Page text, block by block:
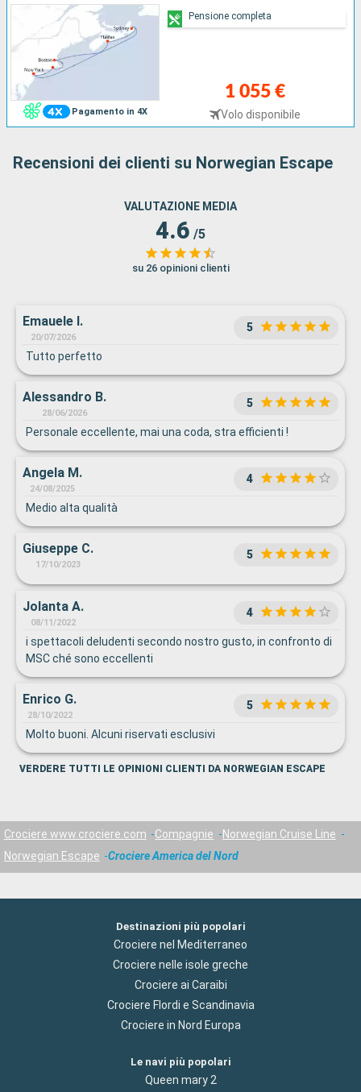
Pagamento in 4X
1 055 €
Volo disponibile
Pensione completa
Recensioni dei clienti su Norwegian Escape
VALUTAZIONE MEDIA
4.6 /5
su 26 opinioni clienti
Emauele I.
20/07/2026
5
Tutto perfetto
Alessandro B.
28/06/2026
5
Personale eccellente, mai una coda, stra efficienti !
Angela M.
24/08/2025
4
Medio alta qualità
Giuseppe C.
17/10/2023
5
Jolanta A.
08/11/2022
4
i spettacoli deludenti secondo nostro gusto, in confronto di
MSC ché sono eccellenti
Enrico G.
28/10/2022
5
Molto buoni. Alcuni riservati esclusivi
VERDERE TUTTI LE OPINIONI CLIENTI DA NORWEGIAN ESCAPE
Crociere www.crociere.com Compagnie
Norwegian Cruise Line
Norwegian Escape
Crociere America del Nord
Destinazioni più popolari
Crociere nel Mediterraneo
Crociere nelle isole greche
Crociere ai Caraibi
Crociere Flordi e Scandinavia
Crociere in Nord Europa
Le navi più popolari
Queen mary 2